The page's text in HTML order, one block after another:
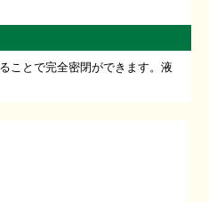
ことで完全密閉ができます。液